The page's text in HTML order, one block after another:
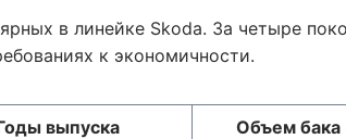
в линейке Skoda. За четыре
к экономичности.
выпуска Объем